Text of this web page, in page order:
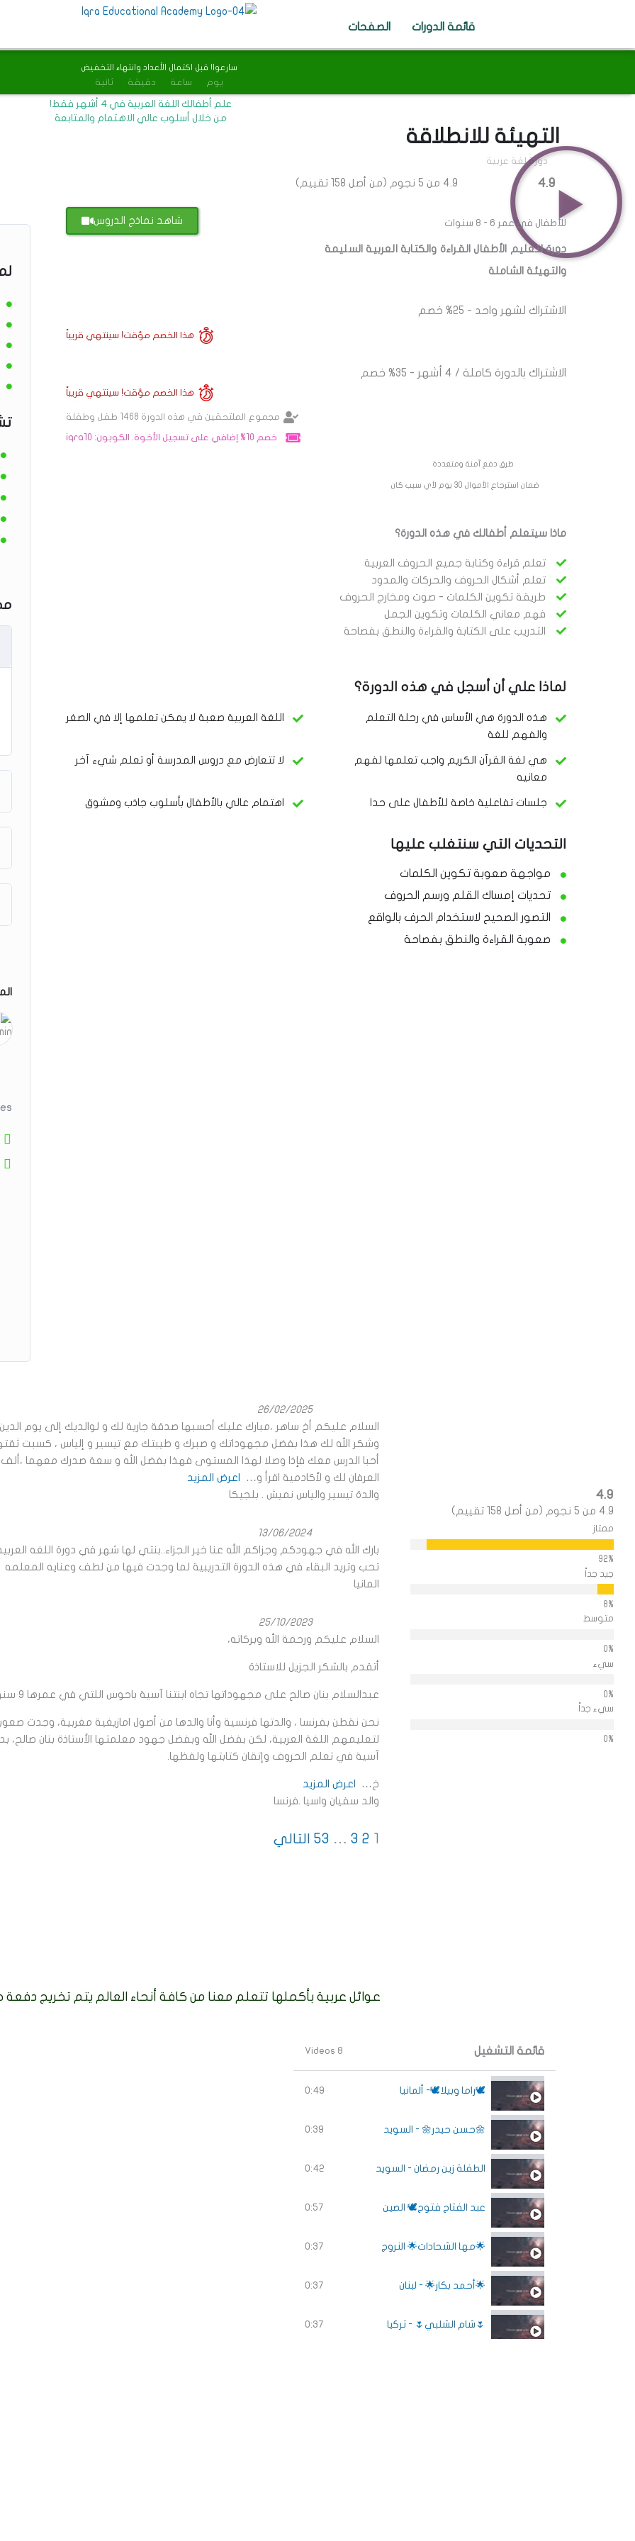
قائمة الدورات الصفحات
سارعوا! قبل اكتمال الأعداد وانتهاء التخفيض
يوم ساعة دقيقة ثانية
علم أطفالك اللغة العربية في 4 أشهر فقط!
من خلال أسلوب عالي الاهتمام والمتابعة
التهيئة للانطلاقة
دورة لغة عربية
4.9 4.9 من 5 نجوم (من أصل 158 تقييم)
شاهد نماذج الدروس للأطفال في عمر 6 - 8 سنوات
دورة لتعليم الأطفال القراءة والكتابة العربية السليمة
والتهيئة الشاملة
الاشتراك لشهر واحد - 25% خصم
هذا الخصم مؤقت! سينتهي قريباً
الاشتراك بالدورة كاملة / 4 أشهر - 35% خصم
هذا الخصم مؤقت! سينتهي قريباً
مجموع الملتحقين في هذه الدورة 1468 طفل وطفلة
خصم 10% إضافي على تسجيل الأخوة. الكوبون: iqra10
طرق دفع آمنة ومتعددة
ضمان استرجاع الأموال 30 يوم لأي سبب كان
ماذا سيتعلم أطفالك في هذه الدورة؟
تعلم قراءة وكتابة جميع الحروف العربية
تعلم أشكال الحروف والحركات والمدود
طريقة تكوين الكلمات - صوت ومخارج الحروف
فهم معاني الكلمات وتكوين الجمل
التدريب على الكتابة والقراءة والنطق بفصاحة
لماذا علي أن أسجل في هذه الدورة؟
هذه الدورة هي الأساس في رحلة التعلم
والفهم للغة
اللغة العربية صعبة لا يمكن تعلمها إلا في الصغر
هي لغة القرآن الكريم واجب تعلمها لفهم
معانيه
لا تتعارض مع دروس المدرسة أو تعلم شيء آخر
جلسات تفاعلية خاصة للأطفال على حدا اهتمام عالي بالأطفال بأسلوب جاذب ومشوق
التحديات التي سنتغلب عليها
مواجهة صعوبة تكوين الكلمات
تحديات إمساك القلم ورسم الحروف
التصور الصحيح لاستخدام الحرف بالواقع
صعوبة القراءة والنطق بفصاحة
4.9
4.9 من 5 نجوم (من أصل 158 تقييم)
ممتاز
جيد جداً
متوسط
سيء
سيء جداً
26/02/2025
السلام عليكم أخ ساهر ،مبارك عليك أحسبها صدقة جارية لك و لوالديك إلى يوم
وشكر الله لك هذا بفضل مجهوداتك و صبرك و طيبتك مع تيسير و إلياس ، كسبت
أحبا الدرس معك فإذا وصلا لهذا المستوى فهذا بفضل الله و سعة صدرك معهما
العرفان لك و لأكادمية اقرأ و
اعرض المزيد
والدة تيسير والياس نميش . بلجيكا
13/06/2024
بارك الله في جهودكم وجزاكم الله عنا خير الجزاء..بنتي لها شهر في دورة اللغه
تحب وتريد البقاء في هذه الدورة التدريبية لما وجدت فيها من لطف وعنايه المعلمه
المانيا
25/10/2023
السلام عليكم ورحمة الله وبركاته،
أتقدم بالشكر الجزيل للاستاذة
عبدالسلام بنان صالح على مجهوداتها تجاه ابنتنا آسية باحوس اللتي في عمرها ٩ سنوات.
نحن نقطن بفرنسا ، والدتها فرنسية وأنا والدها من أصول امازيغية مغربية، وجدت
لتعليمهم اللغة العربية، لكن بفضل الله وبفضل جهود معلمتها الأستاذة بنان صالح،
آسية في تعلم الحروف وإتقان كتابتها ولفظها.
خ
اعرض المزيد
والد سفيان واسيا .فرنسا
Site
Page
1
Page
2
Page
3
…
Page
53 التالي
عوائل عربية بأكملها تتعلم معنا من كافة أنحاء العالم يتم تخريج دفعة
قائمة التشغيل 8 Videos
🕊راما وبيلا🕊- ألمانيا 0:49
🌼حسن حيدر🌼 - السويد 0:39
الطفلة زين رمضان - السويد 0:42
عبد الفتاح فتوح🕊 الصين 0:57
🌟مها الشحادات🌟 النروج 0:37
🌟أحمد بكار🌟 - لبنان 0:37
🌷شام الشلبي🌷 - تركيا 0:37